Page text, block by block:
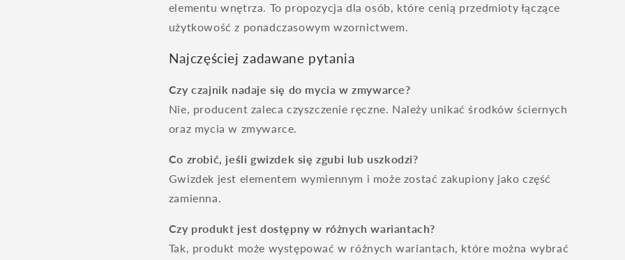
elementu wnętrza. To propozycja dla osób, które cenią przedmioty łączące
użytkowość z ponadczasowym wzornictwem.
Najczęściej zadawane pytania
Czy czajnik nadaje się do mycia w zmywarce?
Nie, producent zaleca czyszczenie ręczne. Należy unikać środków ściernych
oraz mycia w zmywarce.
Co zrobić, jeśli gwizdek się zgubi lub uszkodzi?
Gwizdek jest elementem wymiennym i może zostać zakupiony jako część
zamienna.
Czy produkt jest dostępny w różnych wariantach?
Tak, produkt może występować w różnych wariantach, które można wybrać